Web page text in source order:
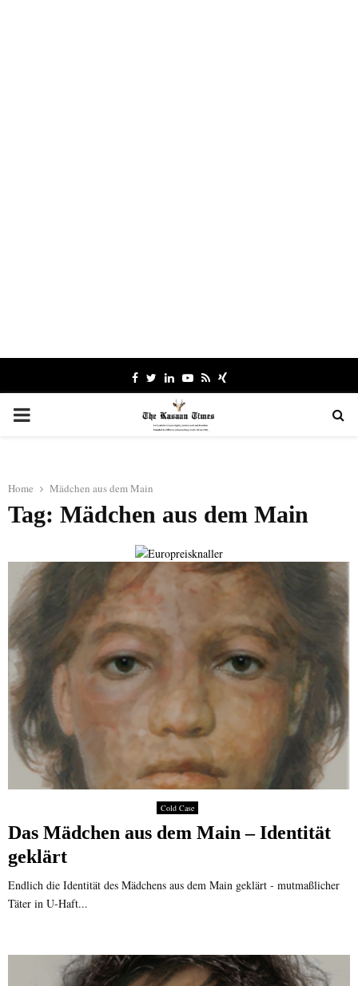
Facebook
TwitterLinkedinYoutube
RssXing
PRIMARY
Home Mädchen aus dem Main
Tag: Mädchen aus dem Main
Cold Case
Das Mädchen aus dem Main – Identität
geklärt
Endlich die Identität des Mädchens aus dem Main geklärt - mutmaßlicher
Täter in U-Haft...